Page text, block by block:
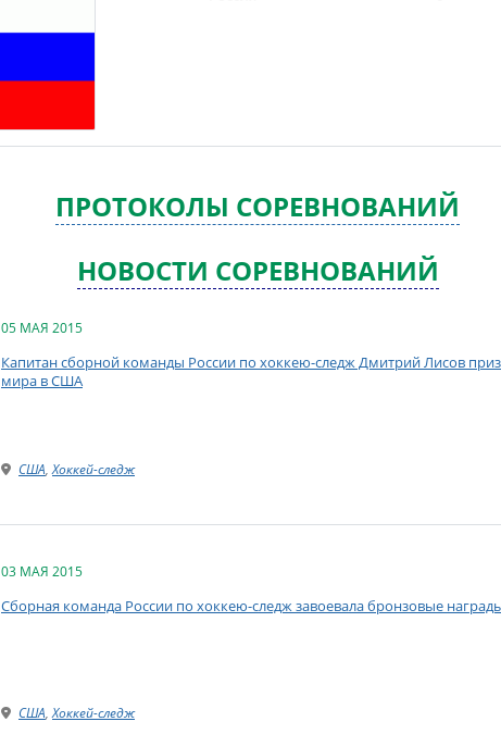
ПРОТОКОЛЫ СОРЕВНОВАНИЙ
НОВОСТИ СОРЕВНОВАНИЙ
05 МАЯ 2015
Капитан сборной команды России по хоккею-следж Дмитрий Лисов
мира в США
США,Хоккей-следж
03 МАЯ 2015
Сборная команда России по хоккею-следж завоевала бронзовые
США,Хоккей-следж